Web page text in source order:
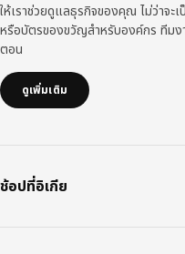
ให้เราช่วยดูแลธุรกิจของคุณ ไม่ว่าจะ
หรือบัตรของขวัญสำหรับองค์กร ทีม
ตอน
ดูเพิ่มเติม
ช้อปที่อิเกีย